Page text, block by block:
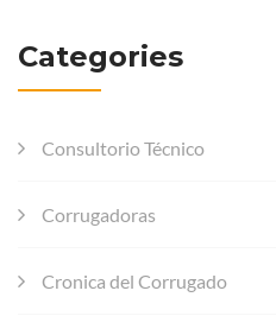
Categories
Consultorio Técnico
Corrugadoras
Cronica del Corrugado